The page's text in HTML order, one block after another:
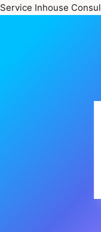
Service Inhouse